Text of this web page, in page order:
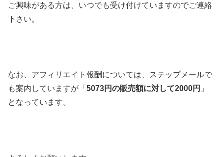
ご興味がある方は、いつでも受け付けていますのでご連絡
下さい。
なお、アフィリエイト報酬については、ステップメールで
も案内していますが「 5073円の販売額に対して2000円 」
となっています。